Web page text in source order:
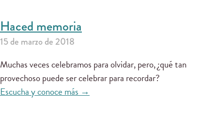
Haced memoria
15 de marzo de 2018
Muchas veces celebramos para olvidar, pero, ¿qué tan
provechoso puede ser celebrar para recordar?
Escucha y conoce más →